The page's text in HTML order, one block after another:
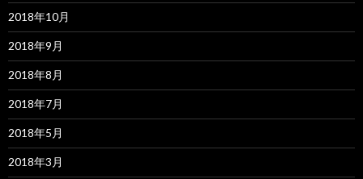
2018年10月
2018年9月
2018年8月
2018年7月
2018年5月
2018年3月